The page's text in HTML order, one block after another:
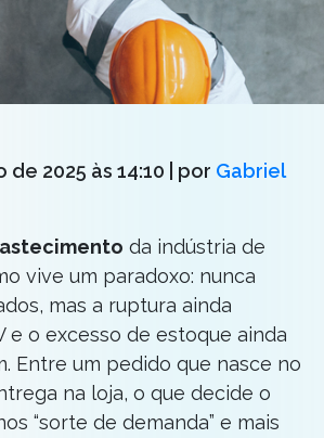
2025 às 14:10 | por Gabriel
da indústria de
vive um paradoxo: nunca
mas a ruptura ainda
e o excesso de estoque ainda
Entre um pedido que nasce no
na loja, o que decide o
“sorte de demanda” e mais